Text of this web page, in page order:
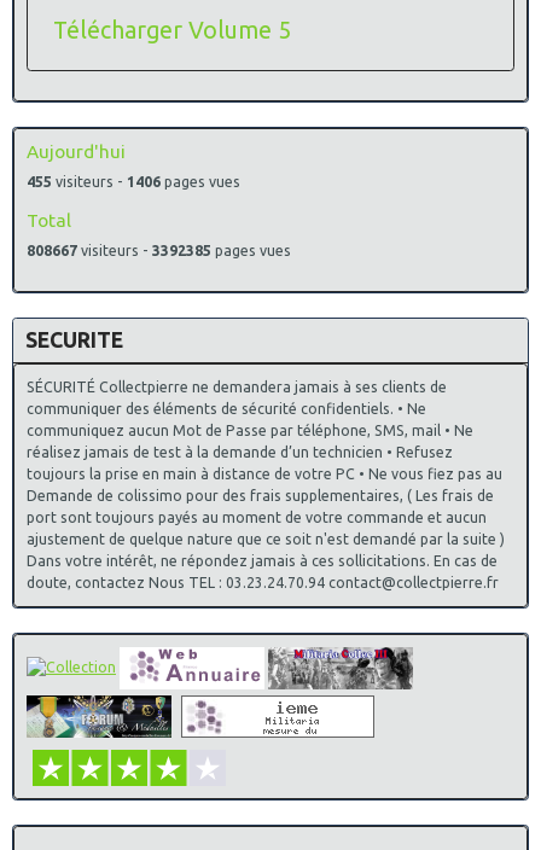
Télécharger Volume 5
Aujourd'hui
455 visiteurs - 1406 pages vues
Total
808667 visiteurs - 3392385 pages vues
SECURITE
SÉCURITÉ Collectpierre ne demandera jamais à ses clients de
communiquer des éléments de sécurité confidentiels. • Ne
communiquez aucun Mot de Passe par téléphone, SMS, mail • Ne
réalisez jamais de test à la demande d’un technicien • Refusez
toujours la prise en main à distance de votre PC • Ne vous fiez pas au
Demande de colissimo pour des frais supplementaires, ( Les frais de
port sont toujours payés au moment de votre commande et aucun
ajustement de quelque nature que ce soit n'est demandé par la suite )
Dans votre intérêt, ne répondez jamais à ces sollicitations. En cas de
doute, contactez Nous TEL : 03.23.24.70.94 contact@collectpierre.fr